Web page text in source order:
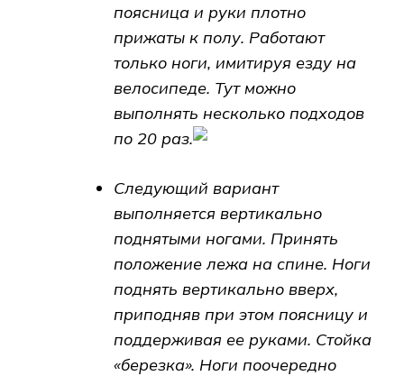
поясница и руки плотно
прижаты к полу. Работают
только ноги, имитируя езду на
велосипеде. Тут можно
выполнять несколько подходов
по 20 раз.
Следующий вариант
выполняется вертикально
поднятыми ногами. Принять
положение лежа на спине. Ноги
поднять вертикально вверх,
приподняв при этом поясницу и
поддерживая ее руками. Стойка
«березка». Ноги поочередно